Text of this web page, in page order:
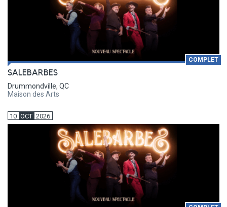
COMPLET
SALEBARBES
Drummondville, QC
Maison des Arts
10 OCT 2026